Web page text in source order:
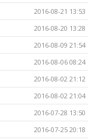
2016-08-21 13:53
2016-08-20 13:28
2016-08-09 21:54
2016-08-06 08:24
2016-08-02 21:12
2016-08-02 21:04
2016-07-28 13:50
2016-07-25 20:18